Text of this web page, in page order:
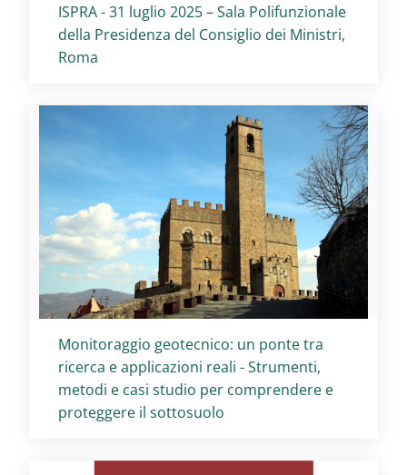
ISPRA - 31 luglio 2025 – Sala Polifunzionale
della Presidenza del Consiglio dei Ministri,
Roma
Titolo card:
Monitoraggio geotecnico: un ponte tra
ricerca e applicazioni reali - Strumenti,
metodi e casi studio per comprendere e
proteggere il sottosuolo